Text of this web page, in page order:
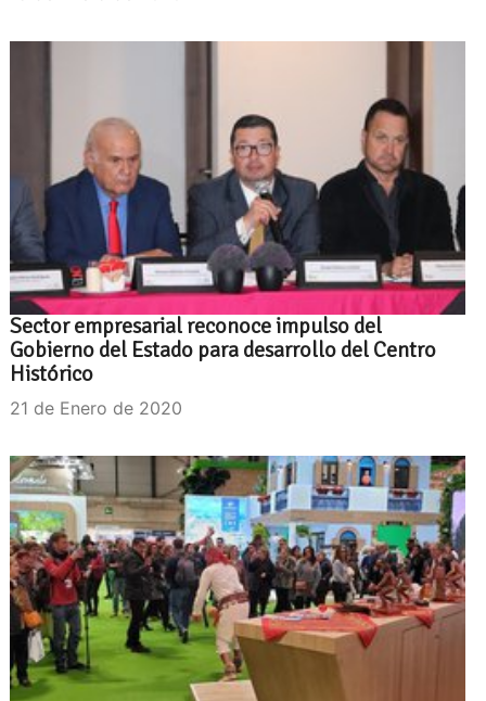
Sector empresarial reconoce impulso del
Gobierno del Estado para desarrollo del Centro
Histórico
21 de Enero de 2020